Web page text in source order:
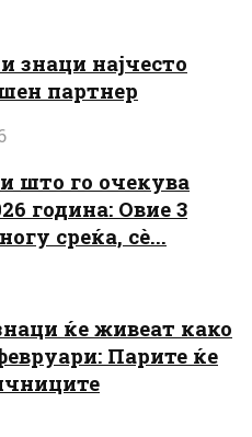
знаци најчесто
партнер
што го очекува
година: Овие 3
среќа, сè...
ќе живеат како
Парите ќе